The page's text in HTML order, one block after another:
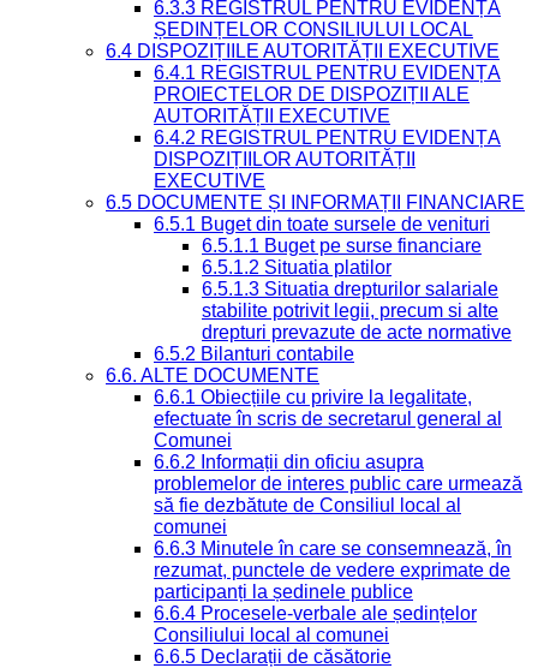
6.3.3 REGISTRUL PENTRU EVIDENȚA
ȘEDINȚELOR CONSILIULUI LOCAL
6.4 DISPOZIȚIILE AUTORITĂȚII EXECUTIVE
6.4.1 REGISTRUL PENTRU EVIDENȚA
PROIECTELOR DE DISPOZIȚII ALE
AUTORITĂȚII EXECUTIVE
6.4.2 REGISTRUL PENTRU EVIDENȚA
DISPOZIȚIILOR AUTORITĂȚII
EXECUTIVE
6.5 DOCUMENTE ȘI INFORMAȚII FINANCIARE
6.5.1 Buget din toate sursele de venituri
6.5.1.1 Buget pe surse financiare
6.5.1.2 Situatia platilor
6.5.1.3 Situatia drepturilor salariale
stabilite potrivit legii, precum si alte
drepturi prevazute de acte normative
6.5.2 Bilanturi contabile
6.6. ALTE DOCUMENTE
6.6.1 Obiecțiile cu privire la legalitate,
efectuate în scris de secretarul general al
Comunei
6.6.2 Informații din oficiu asupra
problemelor de interes public care urmează
să fie dezbătute de Consiliul local al
comunei
6.6.3 Minutele în care se consemnează, în
rezumat, punctele de vedere exprimate de
participanți la ședinele publice
6.6.4 Procesele-verbale ale ședințelor
Consiliului local al comunei
6.6.5 Declarații de căsătorie